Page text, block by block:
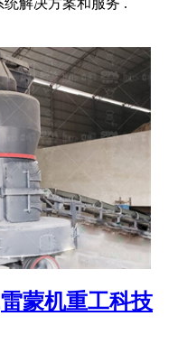
解决方案和服务 .
蒙机重工科技